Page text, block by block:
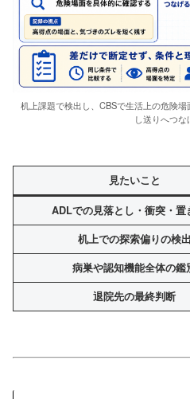
机上課題で検出し、CBSで生活上の危険
し送りへつな
見たいこと
ADLでの見落とし・衝突・置
机上での探索偏りの検出
病巣や認知機能全体の鑑
退院先の最終判断